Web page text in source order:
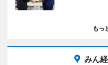
もっ
みん